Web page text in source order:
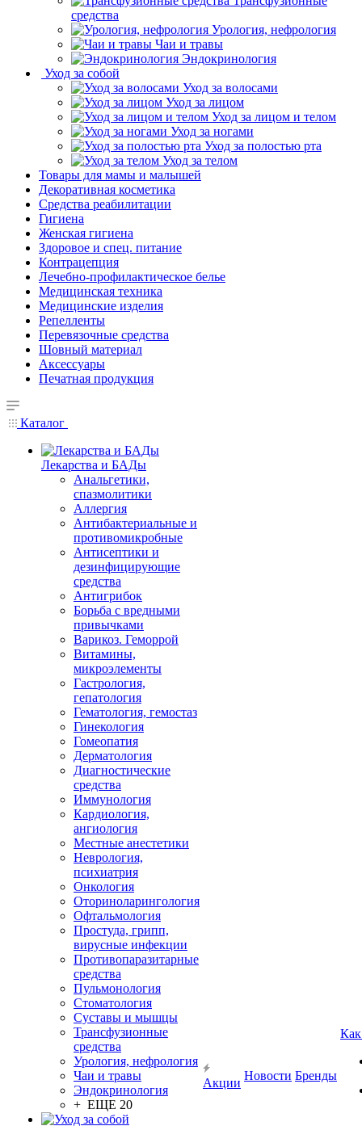
средства
Урология, нефрология
Чаи и травы
Эндокринология
Уход за собой
Уход за волосами
Уход за лицом
Уход за лицом и телом
Уход за ногами
Уход за полостью рта
Уход за телом
Товары для мамы и малышей
Декоративная косметика
Средства реабилитации
Гигиена
Женская гигиена
Здоровое и спец. питание
Контрацепция
Лечебно-профилактическое белье
Медицинская техника
Медицинские изделия
Репелленты
Перевязочные средства
Шовный материал
Аксессуары
Печатная продукция
Каталог
Лекарства и БАДы
Анальгетики,
спазмолитики
Аллергия
Антибактериальные и
противомикробные
Антисептики и
дезинфицирующие
средства
Антигрибок
Борьба с вредными
привычками
Варикоз. Геморрой
Витамины,
микроэлементы
Гастрология,
гепатология
Гематология, гемостаз
Гинекология
Гомеопатия
Дерматология
Диагностические
средства
Иммунология
Кардиология,
ангиология
Местные анестетики
Неврология,
психиатрия
Онкология
Оториноларингология
Офтальмология
Простуда, грипп,
вирусные инфекции
Противопаразитарные
средства
Пульмонология
Стоматология
Суставы и мышцы
Трансфузионные
средства
Урология, нефрология
Чаи и травы
Эндокринология
+ ЕЩЕ 20
Акции
Новости Бренды